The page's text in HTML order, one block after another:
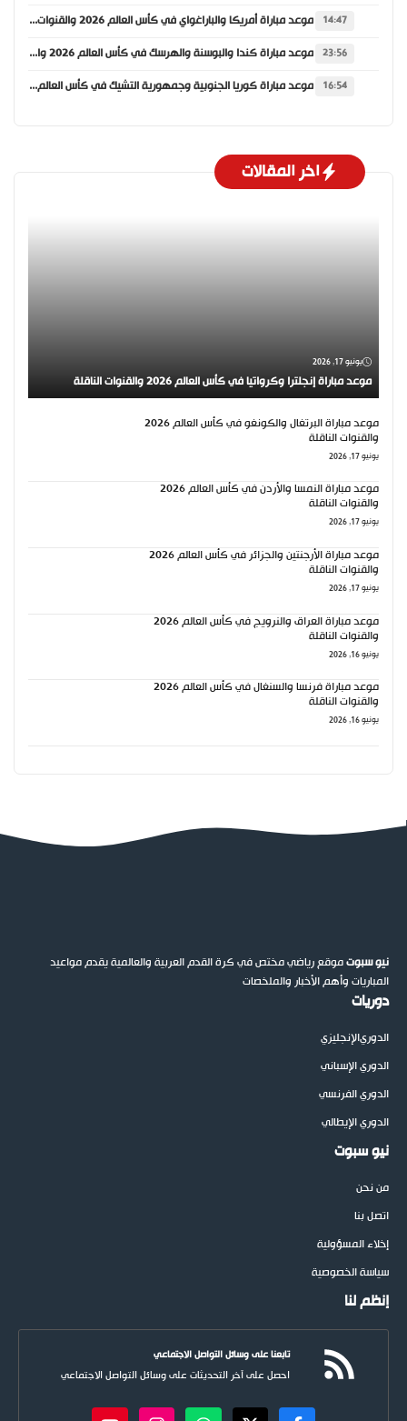
14:47 موعد مباراة أمريكا والباراغواي في كأس العالم 2026 والقنوات الناقلة
23:56 موعد مباراة كندا والبوسنة والهرسك في كأس العالم 2026 والقنوات الناقلة
16:54 موعد مباراة كوريا الجنوبية وجمهورية التشيك في كأس العالم 2026 والقنوات الناقلة
اخر المقالات
يونيو 17, 2026
موعد مباراة إنجلترا وكرواتيا في كأس العالم 2026 والقنوات الناقلة
موعد مباراة البرتغال والكونغو في كأس العالم 2026
والقنوات الناقلة
يونيو 17, 2026
موعد مباراة النمسا والأردن في كأس العالم 2026
والقنوات الناقلة
يونيو 17, 2026
موعد مباراة الأرجنتين والجزائر في كأس العالم 2026
والقنوات الناقلة
يونيو 17, 2026
موعد مباراة العراق والنرويج في كأس العالم 2026
والقنوات الناقلة
يونيو 16, 2026
موعد مباراة فرنسا والسنغال في كأس العالم 2026
والقنوات الناقلة
يونيو 16, 2026
نيو سبوتموقع رياضي مختص في كرة القدم العربية والعالمية يقدم مواعيد
المباريات وأهم الأخبار والملخصات
دوريات
الدوريالإنجليزي
الدوري الإسباني
الدوري الفرنسي
الدوري الإيطالي
نيو سبوت
من نحن
اتصل بنا
إخلاء المسؤولية
سياسة الخصوصية
إنظم لنا
تابعنا على وسائل التواصل الاجتماعي
احصل على آخر التحديثات على وسائل التواصل الاجتماعي